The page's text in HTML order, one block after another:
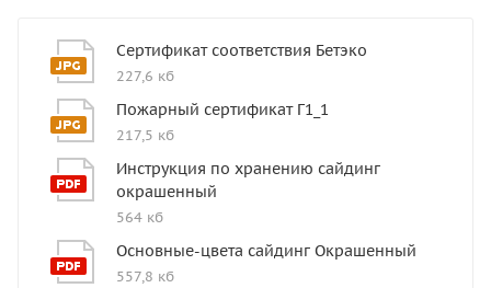
Сертификат соответствия Бетэко
227,6 кб
Пожарный сертификат Г1_1
217,5 кб
Инструкция по хранению сайдинг
окрашенный
564 кб
Основные-цвета сайдинг Окрашенный
557,8 кб